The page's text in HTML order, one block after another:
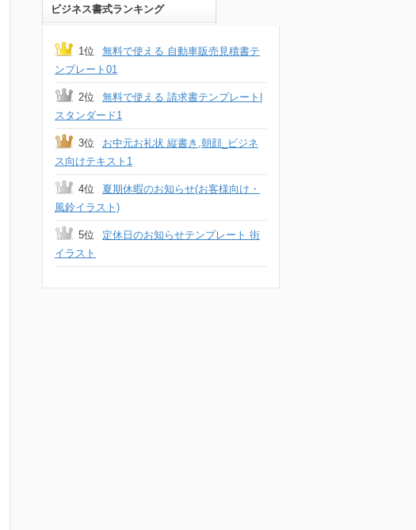
ビジネス書式ランキング
1位
無料で使える 自動車販売見積書テ
ンプレート01
2位
無料で使える 請求書テンプレート|
スタンダード1
3位
お中元お礼状 縦書き,朝顔_ビジネ
ス向けテキスト1
4位
夏期休暇のお知らせ(お客様向け・
風鈴イラスト)
5位
定休日のお知らせテンプレート 街
イラスト